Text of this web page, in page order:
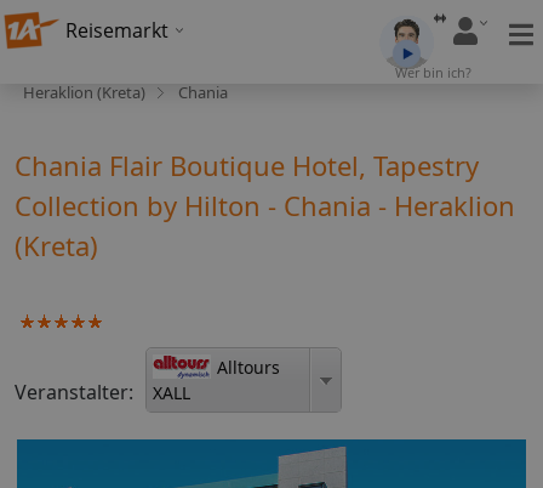
Reisemarkt
Wer bin ich?
Heraklion (Kreta) Chania
Chania Flair Boutique Hotel, Tapestry
Collection by Hilton - Chania - Heraklion
(Kreta)
Veranstalter:
Alltours
XALL